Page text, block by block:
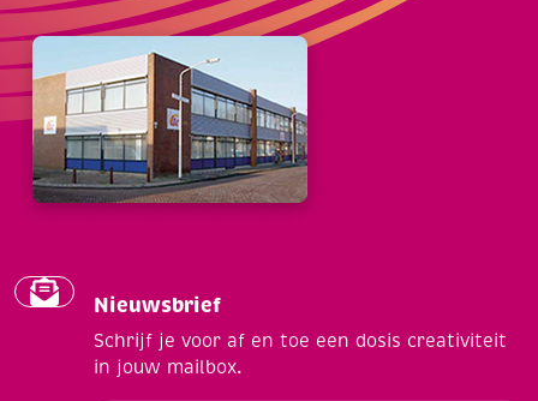
Nieuwsbrief
Schrijf je voor af en toe een dosis creativiteit
in jouw mailbox.